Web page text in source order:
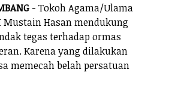
- Tokoh Agama/Ulama
Mustain Hasan mendukung
tegas terhadap ormas
Karena yang dilakukan
memecah belah persatuan